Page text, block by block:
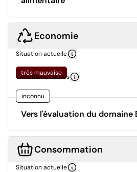
Economie
Situation actuelle
très mauvaise
Conditions cadres
inconnu
Vers l'évaluation du domaine
Consommation
Situation actuelle